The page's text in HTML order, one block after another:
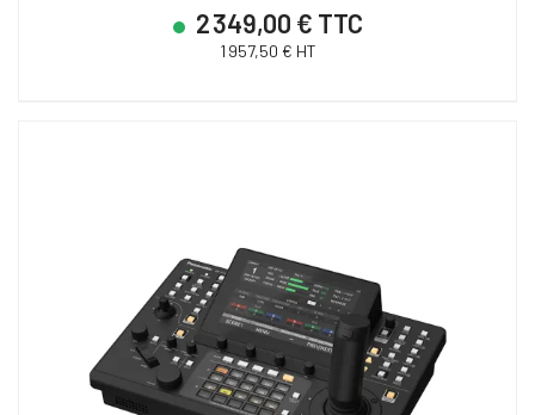
2 349,00 € TTC
1 957,50 € HT